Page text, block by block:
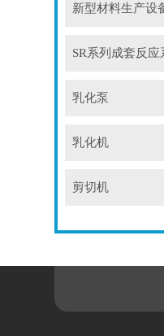
新型材料生产设
SR系列成套反应
乳化泵
乳化机
剪切机